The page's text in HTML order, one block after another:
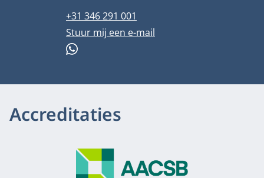
Telefoonnummer
+31 346 291 001
E-mailadres
Stuur mij een e-mail
WhatsApp
Accreditaties